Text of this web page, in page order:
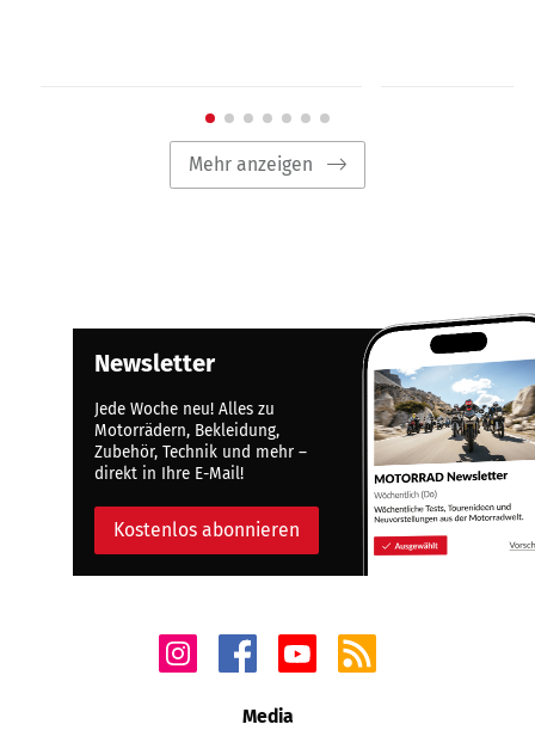
Mehr anzeigen
Newsletter
Jede Woche neu! Alles zu
Motorrädern, Bekleidung,
Zubehör, Technik und mehr –
direkt in Ihre E-Mail!
Kostenlos abonnieren
Media